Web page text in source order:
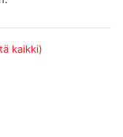
kaikki)